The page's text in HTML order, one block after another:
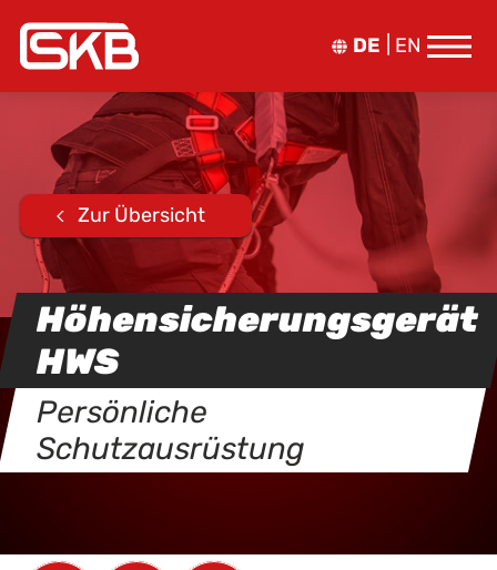
DE EN
Zur Übersicht
Höhensicherungsgerät
HWS
Persönliche
Schutzausrüstung